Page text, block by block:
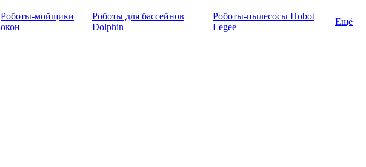
Роботы-мойщики
окон
Роботы для бассейнов
Dolphin
Роботы-пылесосы Hobot
Legee
Ещё